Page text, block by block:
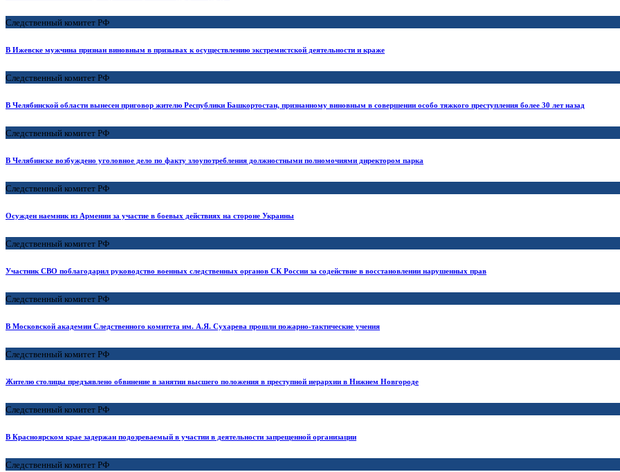
Следственный комитет РФ
В Ижевске мужчина признан виновным в призывах к осуществлению экстремистской деятельности и краже
Следственный комитет РФ
В Челябинской области вынесен приговор жителю Республики Башкортостан, признанному виновным в совершении особо тяжкого преступления более 30 лет назад
Следственный комитет РФ
В Челябинске возбуждено уголовное дело по факту злоупотребления должностными полномочиями директором парка
Следственный комитет РФ
Осужден наемник из Армении за участие в боевых действиях на стороне Украины
Следственный комитет РФ
Участник СВО поблагодарил руководство военных следственных органов СК России за содействие в восстановлении нарушенных прав
Следственный комитет РФ
В Московской академии Следственного комитета им. А.Я. Сухарева прошли пожарно-тактические учения
Следственный комитет РФ
Жителю столицы предъявлено обвинение в занятии высшего положения в преступной иерархии в Нижнем Новгороде
Следственный комитет РФ
В Красноярском крае задержан подозреваемый в участии в деятельности запрещенной организации
Следственный комитет РФ